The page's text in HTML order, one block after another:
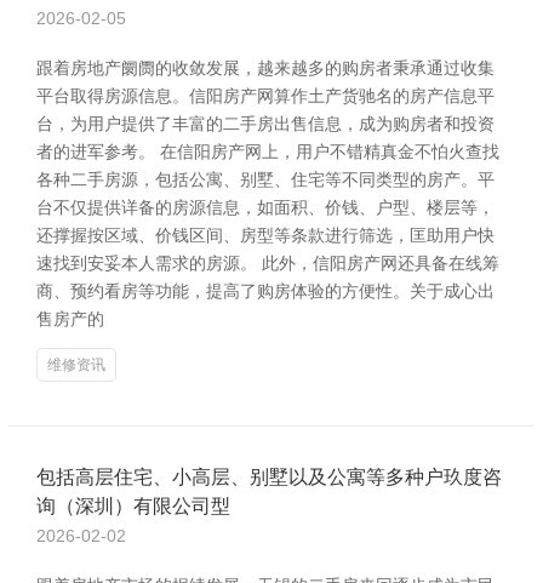
2026-02-05
跟着房地产阛阓的收敛发展，越来越多的购房者秉承通过收集
平台取得房源信息。信阳房产网算作土产货驰名的房产信息平
台，为用户提供了丰富的二手房出售信息，成为购房者和投资
者的进军参考。 在信阳房产网上，用户不错精真金不怕火查找
各种二手房源，包括公寓、别墅、住宅等不同类型的房产。平
台不仅提供详备的房源信息，如面积、价钱、户型、楼层等，
还撑握按区域、价钱区间、房型等条款进行筛选，匡助用户快
速找到安妥本人需求的房源。 此外，信阳房产网还具备在线筹
商、预约看房等功能，提高了购房体验的方便性。关于成心出
售房产的
维修资讯
包括高层住宅、小高层、别墅以及公寓等多种户玖度咨
询（深圳）有限公司型
2026-02-02